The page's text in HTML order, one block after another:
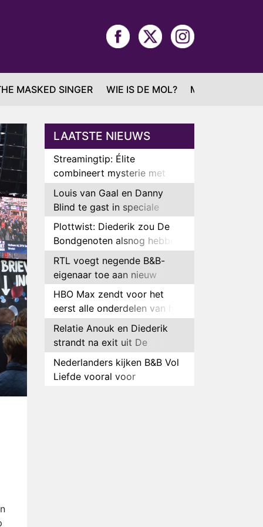
MASKED SINGER WIE IS DE MOL? MAFS
LAATSTE NIEUWS
Streamingtip: Élite
combineert mysterie met
romantie
Louis van Gaal en Danny
Blind te gast in speciale
aflevering van Tussen de
Palen
Plottwist: Diederik zou De
Bondgenoten alsnog hebben
verlaten
RTL voegt negende B&B-
eigenaar toe aan nieuw
seizoen B&B Vol Liefde
HBO Max zendt voor het
eerst alle onderdelen van het
EK Atletiek uit
Relatie Anouk en Diederik
strandt na exit uit De
Bondgenoten
Nederlanders kijken B&B Vol
Liefde vooral voor